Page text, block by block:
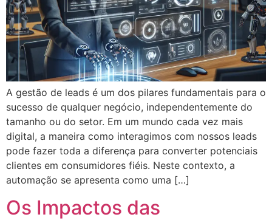
A gestão de leads é um dos pilares fundamentais para o
sucesso de qualquer negócio, independentemente do
tamanho ou do setor. Em um mundo cada vez mais
digital, a maneira como interagimos com nossos leads
pode fazer toda a diferença para converter potenciais
clientes em consumidores fiéis. Neste contexto, a
automação se apresenta como uma […]
Os Impactos das